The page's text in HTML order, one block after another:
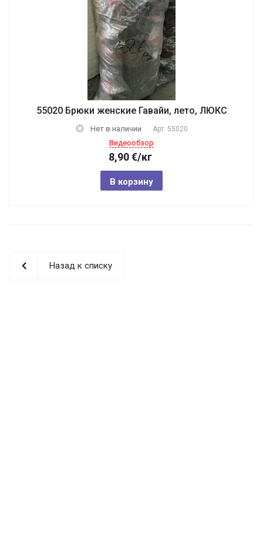
55020 Брюки женские Гавайи, лето, ЛЮКС
Нет в наличии Арт. 55020
Видеообзор
8,90€/кг
В корзину
Назад к списку